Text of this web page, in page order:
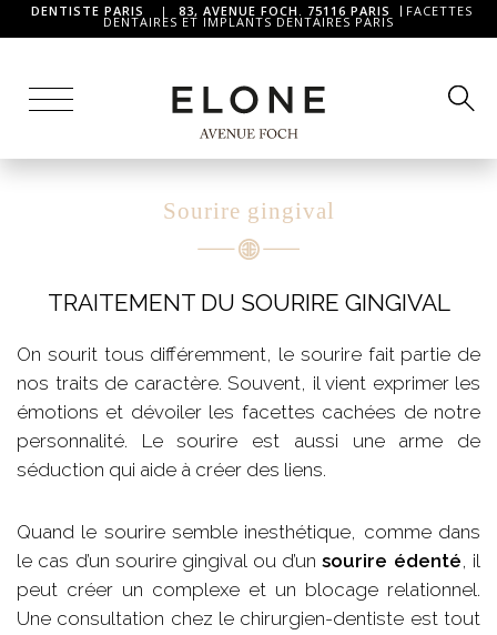
DENTISTE PARIS | 83, AVENUE FOCH. 75116 PARIS FACETTES
DENTAIRES ET IMPLANTS DENTAIRES PARIS
Sourire gingival
TRAITEMENT DU SOURIRE GINGIVAL
On sourit tous différemment, le sourire fait partie de
nos traits de caractère. Souvent, il vient exprimer les
émotions et dévoiler les facettes cachées de notre
personnalité. Le sourire est aussi une arme de
séduction qui aide à créer des liens.
Quand le sourire semble inesthétique, comme dans
le cas d’un sourire gingival ou d’unsourire édenté, il
peut créer un complexe et un blocage relationnel.
Une consultation chez le chirurgien-dentiste est tout